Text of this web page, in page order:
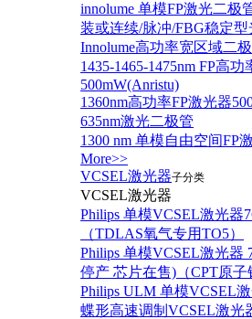
innolume 单模FP激光二极
装或连续/脉冲/FBG稳定
Innolume高功率宽区域二
1435-1465-1475nm FP高
500mW(Anristu)
1360nm高功率FP激光器
635nm激光二极管
1300 nm 单模自由空间FP
More>>
VCSEL激光器子分类
VCSEL激光器
Philips 单模VCSEL激光器
（TDLAS氧气专用TO5）
Philips 单模VCSEL激光器
停产 芯片在售)（CPT原子
Philips ULM 单模VCSEL
蝶形高速调制VCSEL激光